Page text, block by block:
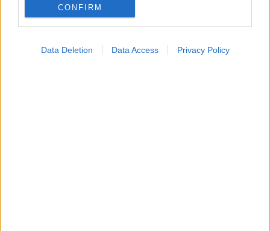
CONFIRM
Data Deletion Data Access Privacy Policy